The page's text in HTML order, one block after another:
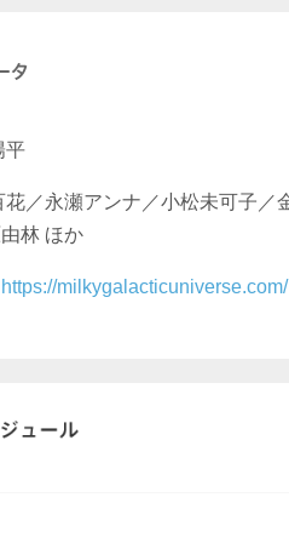
平
花／永瀬アンナ／小松未可子／
林 ほか
https://milkygalacticuniverse.com/